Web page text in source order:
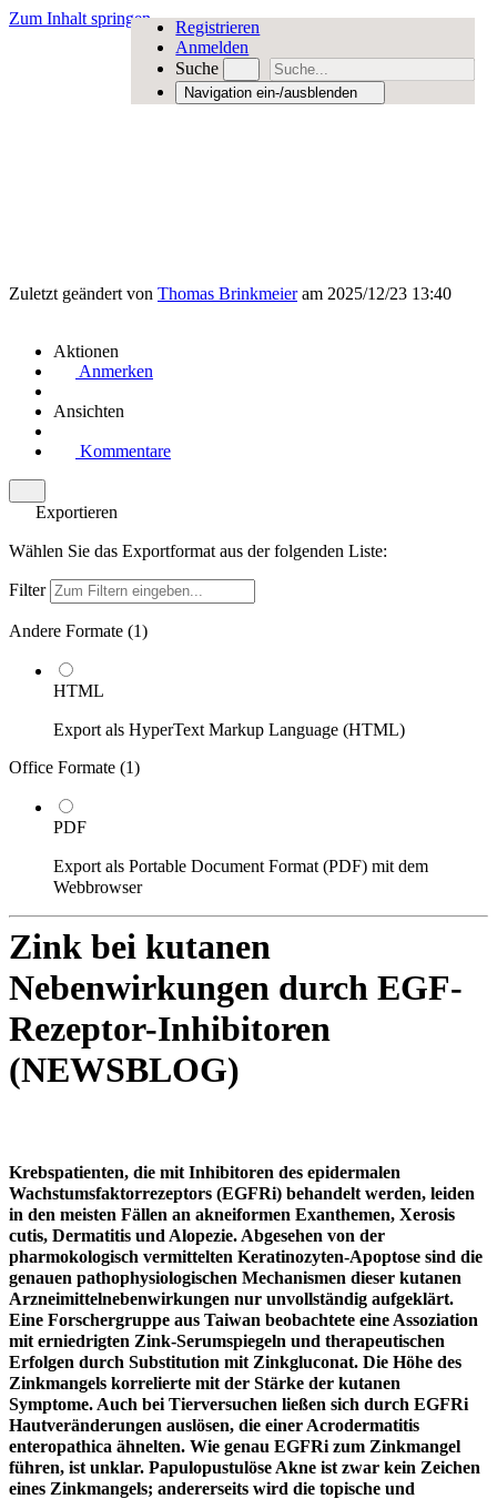
Zum Inhalt springen
Registrieren
Anmelden
Suche
Navigation ein-/ausblenden
Zuletzt geändert von Thomas Brinkmeieram 2025/12/23 13:40
Aktionen
Anmerken
Ansichten
Kommentare
Exportieren
Wählen Sie das Exportformat aus der folgenden Liste:
Filter
Andere Formate (1)
HTML
Export als HyperText Markup Language (HTML)
Office Formate (1)
PDF
Export als Portable Document Format (PDF) mit dem
Webbrowser
Zink bei kutanen
Nebenwirkungen durch EGF-
Rezeptor-Inhibitoren
(NEWSBLOG)
Krebspatienten, die mit Inhibitoren des epidermalen
Wachstumsfaktorrezeptors (EGFRi) behandelt werden, leiden
in den meisten Fällen an akneiformen Exanthemen, Xerosis
cutis, Dermatitis und Alopezie. Abgesehen von der
pharmokologisch vermittelten Keratinozyten-Apoptose sind die
genauen pathophysiologischen Mechanismen dieser kutanen
Arzneimittelnebenwirkungen nur unvollständig aufgeklärt.
Eine Forschergruppe aus Taiwan beobachtete eine Assoziation
mit erniedrigten Zink-Serumspiegeln und therapeutischen
Erfolgen durch Substitution mit Zinkgluconat. Die Höhe des
Zinkmangels korrelierte mit der Stärke der kutanen
Symptome. Auch bei Tierversuchen ließen sich durch EGFRi
Hautveränderungen auslösen, die einer Acrodermatitis
enteropathica ähnelten. Wie genau EGFRi zum Zinkmangel
führen, ist unklar. Papulopustulöse Akne ist zwar kein Zeichen
eines Zinkmangels; andererseits wird die topische und